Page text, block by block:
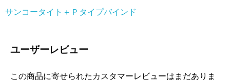
サンコータイト＋Ｐタイプバインド
ユーザーレビュー
この商品に寄せられたカスタマーレビューはまだありま